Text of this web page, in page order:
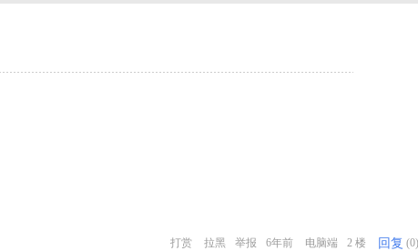
打赏 拉黑 举报 6年前 电脑端 2 楼 回复 (0)